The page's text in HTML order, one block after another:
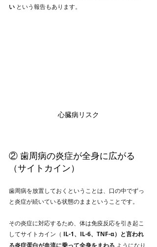
い という報告もあります。
心臓病リスク
② 歯周病の炎症が全身に広がる
（サイトカイン）
歯周病を放置しておくということは、口の中でずっ
と炎症が続いている状態のままということです。
その炎症に対応するため、体は免疫反応を引き起こ
してサイトカイン（ IL-1、IL-6、TNF-α）と言われ
ようになり